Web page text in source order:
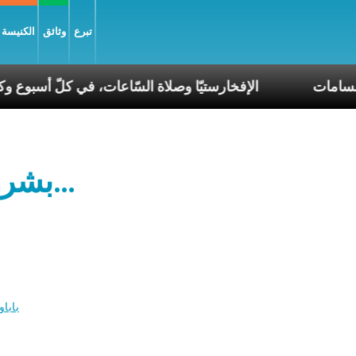
وثائق تبرع
الإفخارستيّا وصلاة السّاعات، في عصر الانقسامات
بشروا كل يوم وفي كل ساعة…